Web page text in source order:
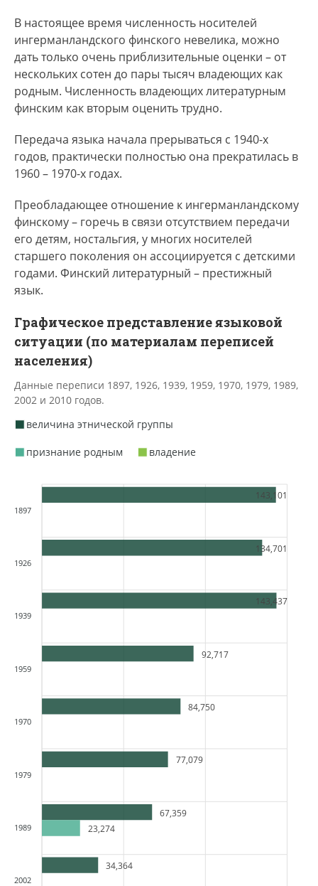
В настоящее время численность носителей
ингерманландского финского невелика, можно
дать только очень приблизительные оценки – от
нескольких сотен до пары тысяч владеющих как
родным. Численность владеющих литературным
финским как вторым оценить трудно.
Передача языка начала прерываться с 1940-х
годов, практически полностью она прекратилась в
1960 – 1970-х годах.
Преобладающее отношение к ингерманландскому
финскому – горечь в связи отсутствием передачи
его детям, ностальгия, у многих носителей
старшего поколения он ассоциируется с детскими
годами. Финский литературный – престижный
язык.
Графическое представление языковой
ситуации (по материалам переписей
населения)
Данные переписи 1897, 1926, 1939, 1959, 1970, 1979, 1989,
2002 и 2010 годов.
143,101
134,701
143,437
92,717
84,750
77,079
67,359
34,364
23,274
1897
1926
1939
1959
1970
1979
1989
2002
величина этнической группы
признание родным владение